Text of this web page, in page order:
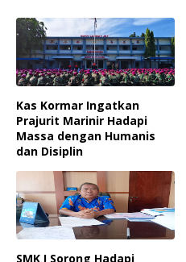
Kas Kormar Ingatkan
Prajurit Marinir Hadapi
Massa dengan Humanis
dan Disiplin
SMK I Sorong Hadapi